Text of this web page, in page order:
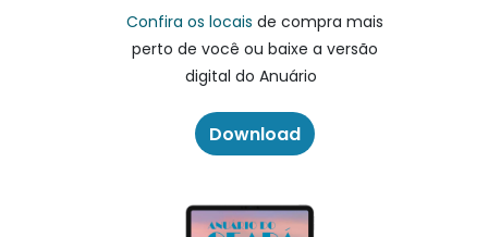
Confira os locais de compra mais
perto de você ou baixe a versão
digital do Anuário
Download